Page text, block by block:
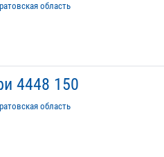
область
4448 150
область